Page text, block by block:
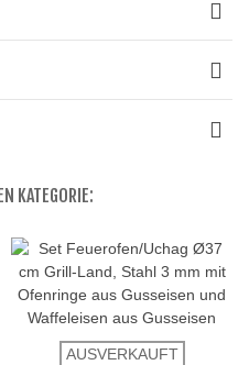
KATEGORIE:
AUSVERKAUFT